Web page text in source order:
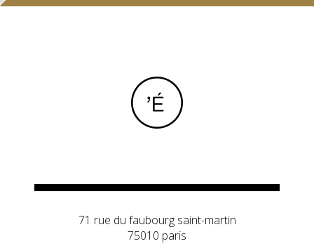
71 rue du faubourg saint-martin
75010 paris